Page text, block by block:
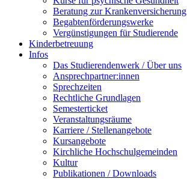
Beratung zur Krankenversicherung
Begabtenförderungswerke
Vergünstigungen für Studierende
Kinderbetreuung
Infos
Das Studierendenwerk / Über uns
Ansprechpartner:innen
Sprechzeiten
Rechtliche Grundlagen
Semesterticket
Veranstaltungsräume
Karriere / Stellenangebote
Kursangebote
Kirchliche Hochschulgemeinden
Kultur
Publikationen / Downloads